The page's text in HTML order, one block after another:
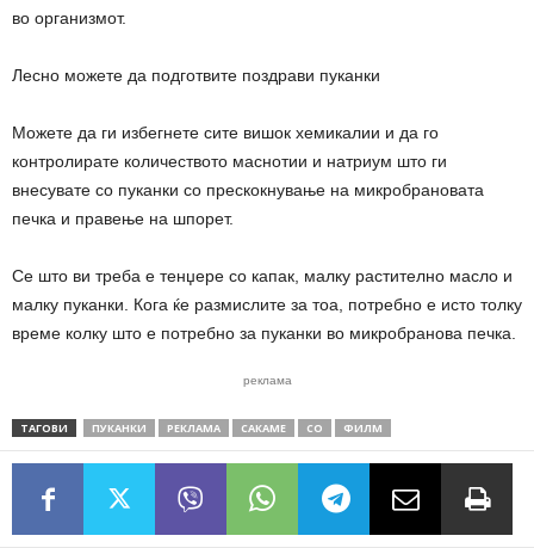
во организмот.
Лесно можете да подготвите поздрави пуканки
Можете да ги избегнете сите вишок хемикалии и да го
контролирате количеството маснотии и натриум што ги
внесувате со пуканки со прескокнување на микробрановата
печка и правење на шпорет.
Се што ви треба е тенџере со капак, малку растително масло и
малку пуканки. Кога ќе размислите за тоа, потребно е исто толку
време колку што е потребно за пуканки во микробранова печка.
реклама
ТАГОВИ ПУКАНКИ РЕКЛАМА САКАМЕ СО ФИЛМ